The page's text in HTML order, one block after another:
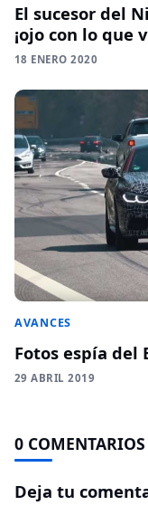
El sucesor del
¡ojo con lo que
18 ENERO 2020
AVANCES
Fotos espía del
29 ABRIL 2019
0 COMENTARIOS
Deja tu